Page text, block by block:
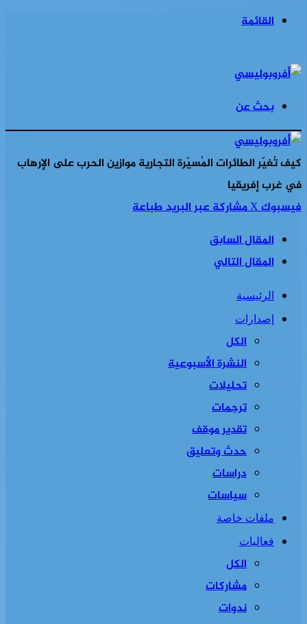
القائمة
بحث عن
كيف تُغيّر الطائرات المُسيّرة التجارية موازين الحرب على الإرهاب
في غرب إفريقيا
فيسبوك‫Xمشاركة عبر البريدطباعة
المقال السابق
المقال التالي
الرئيسية
إصدارات
الكل
النشرة الأسبوعية
تحليلات
ترجمات
تقدير موقف
حدث وتعليق
دراسات
سياسات
ملفات خاصة
فعاليات
الكل
مشاركات
ندوات